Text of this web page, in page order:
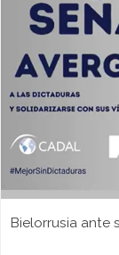
Bielorrusia ante